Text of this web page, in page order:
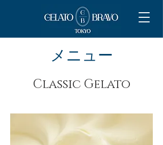
メニュー
Classic Gelato